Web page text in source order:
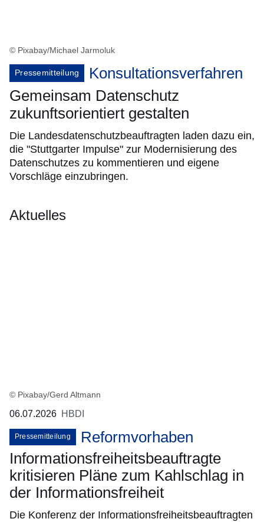
© Pixabay/Michael Jarmoluk
Pressemitteilung
Konsultationsverfahren
Gemeinsam Datenschutz
zukunftsorientiert gestalten
Die Landesdatenschutzbeauftragten laden dazu ein,
die "Stuttgarter Impulse" zur Modernisierung des
Datenschutzes zu kommentieren und eigene
Vorschläge einzubringen.
Aktuelles
© Pixabay/Gerd Altmann
06.07.2026 HBDI
Pressemitteilung
Reformvorhaben
Informationsfreiheitsbeauftragte
kritisieren Pläne zum Kahlschlag in
der Informationsfreiheit
Die Konferenz der Informationsfreiheitsbeauftragten